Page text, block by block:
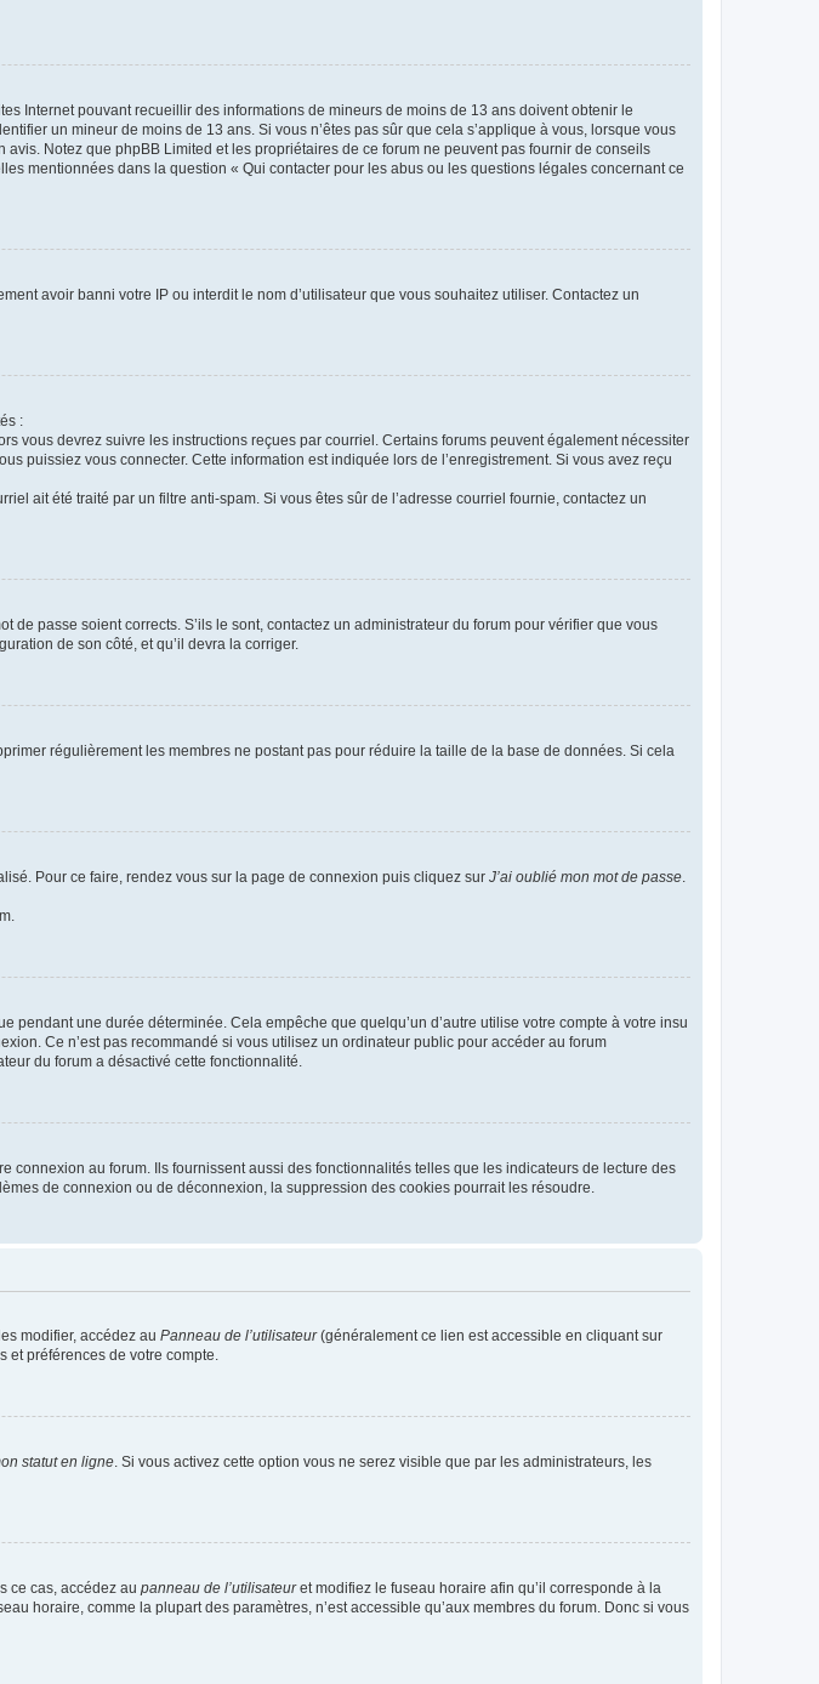
Internet pouvant recueillir des informations de mineurs de moins de 13 ans doivent obtenir le
un mineur de moins de 13 ans. Si vous n’êtes pas sûr que cela s’applique à vous, lorsque vous
Notez que phpBB Limited et les propriétaires de ce forum ne peuvent pas fournir de conseils
mentionnées dans la question « Qui contacter pour les abus ou les questions légales concernant ce
avoir banni votre IP ou interdit le nom d’utilisateur que vous souhaitez utiliser. Contactez un
:
vous devrez suivre les instructions reçues par courriel. Certains forums peuvent également nécessiter
puissiez vous connecter. Cette information est indiquée lors de l’enregistrement. Si vous avez reçu
ait été traité par un filtre anti-spam. Si vous êtes sûr de l’adresse courriel fournie, contactez un
passe soient corrects. S’ils le sont, contactez un administrateur du forum pour vérifier que vous
de son côté, et qu’il devra la corriger.
régulièrement les membres ne postant pas pour réduire la taille de la base de données. Si cela
Pour ce faire, rendez vous sur la page de connexion puis cliquez sur J’ai oublié mon mot de passe.
pendant une durée déterminée. Cela empêche que quelqu’un d’autre utilise votre compte à votre insu
Ce n’est pas recommandé si vous utilisez un ordinateur public pour accéder au forum
du forum a désactivé cette fonctionnalité.
connexion au forum. Ils fournissent aussi des fonctionnalités telles que les indicateurs de lecture des
de connexion ou de déconnexion, la suppression des cookies pourrait les résoudre.
modifier, accédez au Panneau de l’utilisateur(généralement ce lien est accessible en cliquant sur
et préférences de votre compte.
statut en ligne. Si vous activez cette option vous ne serez visible que par les administrateurs, les
ce cas, accédez au panneau de l’utilisateuret modifiez le fuseau horaire afin qu’il corresponde à la
horaire, comme la plupart des paramètres, n’est accessible qu’aux membres du forum. Donc si vous